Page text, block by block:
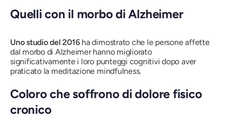
Quelli con il morbo di Alzheimer
Uno studio del 2016 ha dimostrato che le persone affette
dal morbo di Alzheimer hanno migliorato
significativamente i loro punteggi cognitivi dopo aver
praticato la meditazione mindfulness.
Coloro che soffrono di dolore fisico
cronico